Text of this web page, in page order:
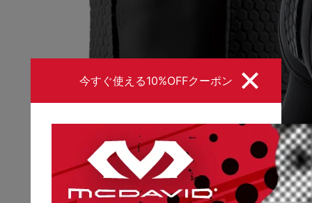
今すぐ使える10%OFFクーポン